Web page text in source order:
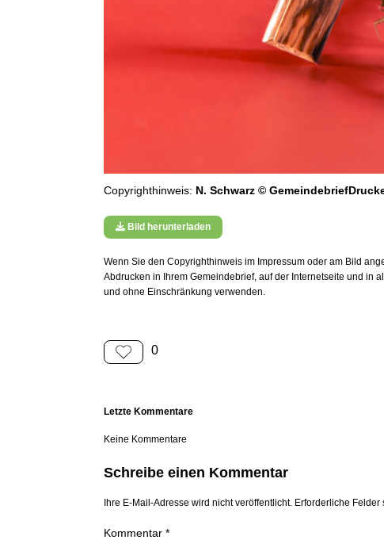
Copyrighthinweis: N. Schwarz ©
Bild herunterladen
Wenn Sie den Copyrighthinweis im Impressum oder am Bild
Abdrucken in Ihrem Gemeindebrief, auf der Internetseite und in
und ohne Einschränkung verwenden.
0
Letzte Kommentare
Keine Kommentare
Schreibe einen Kommentar
Ihre E-Mail-Adresse wird nicht veröffentlicht. Erforderliche Felder
Kommentar *